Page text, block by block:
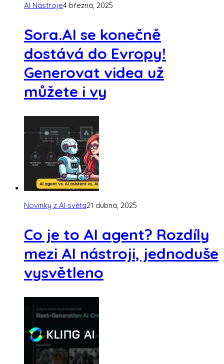
AI Nástroje4 března, 2025
Sora.AI se konečně
dostává do Evropy!
Generovat videa už
můžete i vy
Novinky z AI světa21 dubna, 2025
Co je to AI agent? Rozdíly
mezi AI nástroji, jednoduše
vysvětleno